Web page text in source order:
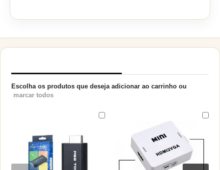
Escolha os produtos que deseja adicionar ao carrinho ou
marcar todos